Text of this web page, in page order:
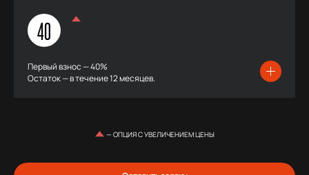
40
Первый взнос — 40%
Остаток — в течение 12 месяцев.
— ОПЦИЯ С УВЕЛИЧЕНИЕМ ЦЕНЫ